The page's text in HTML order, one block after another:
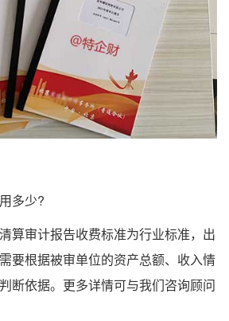
多少?
审计报告收费标准为行业标准，出
要根据被审单位的资产总额、收入情
断依据。更多详情可与我们咨询顾问